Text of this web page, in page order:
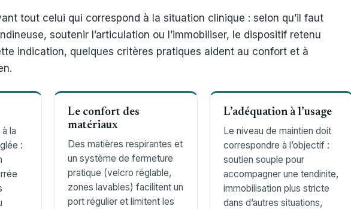
tout celui qui correspond à la situation clinique : selon qu’il faut
soutenir l’articulation ou l’immobiliser, le dispositif retenu
indication, quelques critères pratiques aident au confort et à
la
:
Le confort des
matériaux
Des matières respirantes et
un système de fermeture
pratique (velcro réglable,
zones lavables) facilitent un
port régulier et limitent les
L’adéquation à l’usage
Le niveau de maintien doit
correspondre à l’objectif :
soutien souple pour
accompagner une tendinite,
immobilisation plus stricte
dans d’autres situations,